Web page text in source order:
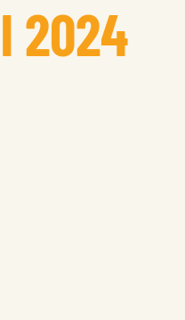
2024